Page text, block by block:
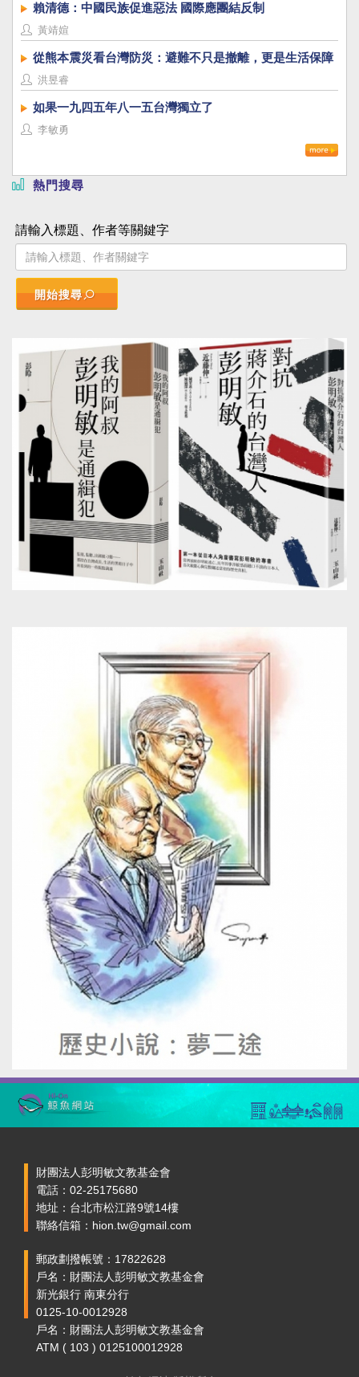
賴清德：中國民族促進惡法 國際應團結反制
黃靖媗
從熊本震災看台灣防災：避難不只是撤離，更是生活保障
洪昱睿
如果一九四五年八一五台灣獨立了
李敏勇
熱門搜尋
請輸入標題、作者等關鍵字
開始搜尋
財團法人彭明敏文教基金會
電話：02-25175680
地址：台北市松江路9號14樓
聯絡信箱：hion.tw@gmail.com
郵政劃撥帳號：17822628
戶名：財團法人彭明敏文教基金會
新光銀行 南東分行
0125-10-0012928
戶名：財團法人彭明敏文教基金會
ATM ( 103 ) 0125100012928